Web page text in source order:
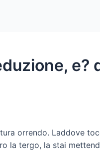
e?
orrendo. Laddove
la tergo, la stai